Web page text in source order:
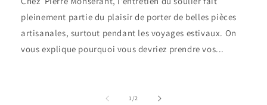
pleinement partie du plaisir de porter de belles pièces
artisanales, surtout pendant les voyages estivaux. On
vous explique pourquoi vous devriez prendre vos...
1/de2